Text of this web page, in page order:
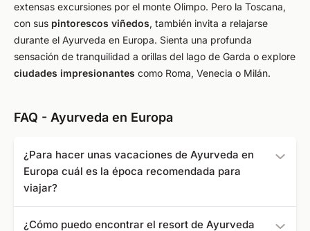
extensas excursiones por el monte Olimpo. Pero la Toscana,
con sus pintorescos viñedos, también invita a relajarse
durante el Ayurveda en Europa. Sienta una profunda
sensación de tranquilidad a orillas del lago de Garda o explore
ciudades impresionantes como Roma, Venecia o Milán.
FAQ - Ayurveda en Europa
¿Para hacer unas vacaciones de Ayurveda en
Europa cuál es la época recomendada para
viajar?
¿Cómo puedo encontrar el resort de Ayurveda